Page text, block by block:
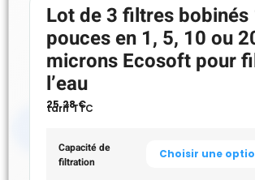
Lot de 3 filtres bobinés
pouces en 1, 5, 10 ou
microns Ecosoft pour
l’eau
25.28€
tarif TTC
Capacité de
filtration